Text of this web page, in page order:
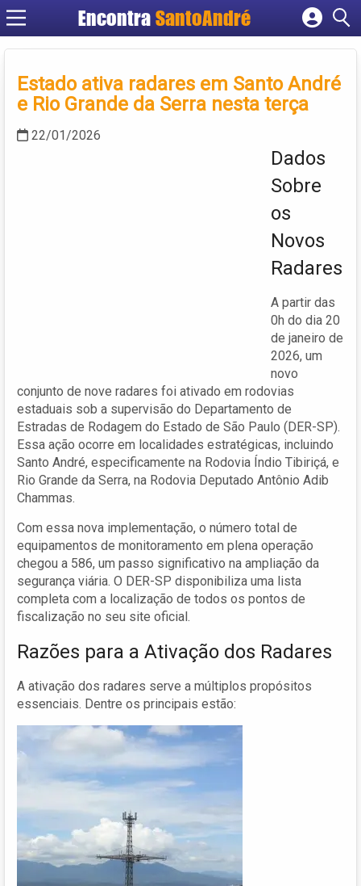
Encontra SantoAndré
Cadastrar empresa
Criar conta
Estado ativa radares em Santo André
e Rio Grande da Serra nesta terça
22/01/2026
Dados
Sobre
os
Novos
Radares
A partir das
0h do dia 20
de janeiro de
2026, um
novo
conjunto de nove radares foi ativado em rodovias
estaduais sob a supervisão do Departamento de
Estradas de Rodagem do Estado de São Paulo (DER-SP).
Essa ação ocorre em localidades estratégicas, incluindo
Santo André, especificamente na Rodovia Índio Tibiriçá, e
Rio Grande da Serra, na Rodovia Deputado Antônio Adib
Chammas.
Com essa nova implementação, o número total de
equipamentos de monitoramento em plena operação
chegou a 586, um passo significativo na ampliação da
segurança viária. O DER-SP disponibiliza uma lista
completa com a localização de todos os pontos de
fiscalização no seu site oficial.
Razões para a Ativação dos Radares
A ativação dos radares serve a múltiplos propósitos
essenciais. Dentre os principais estão: